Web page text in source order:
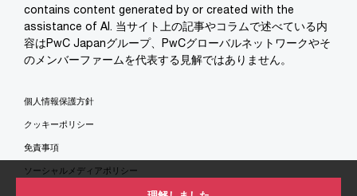
contains content generated by or created with the
assistance of AI. 当サイト上の記事やコラムで述べている内
容はPwC Japanグループ、PwCグローバルネットワークやそ
のメンバーファームを代表する見解ではありません。
個人情報保護方針
クッキーポリシー
免責事項
ソーシャルメディアポリシー